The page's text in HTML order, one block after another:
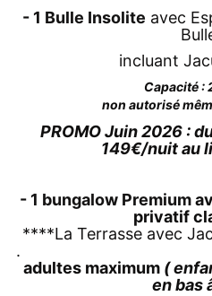
- 1 Bulle Insolite avec
incluant
Capacité : 2
non autorisé
PROMO Juin 2026 :
149€/nuit au
- 1 bungalow Premium
privatif
****La Terrasse avec
adultes maximum (
en bas